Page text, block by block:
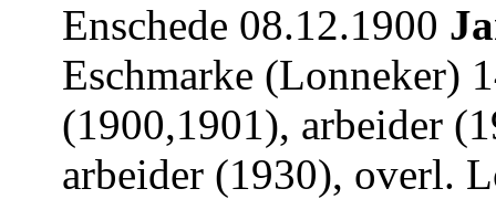
Enschede 08.12.1900
Eschmarke (Lonneker)
(1900,1901), arbeider
arbeider (1930), overl.